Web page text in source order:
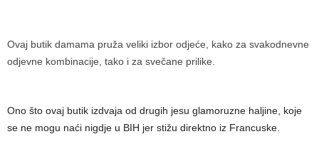
Ovaj butik damama pruža veliki izbor odjeće, kako za svakodnevne
odjevne kombinacije, tako i za svečane prilike.
Ono što ovaj butik izdvaja od drugih jesu glamoruzne haljine, koje
se ne mogu naći nigdje u BIH jer stižu direktno iz Francuske.